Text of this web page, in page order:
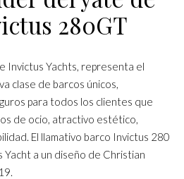
280GT
Invictus Yachts, representa el
clase de barcos únicos,
para todos los clientes que
de ocio, atractivo estético,
El llamativo barco Invictus 280
a un diseño de Christian